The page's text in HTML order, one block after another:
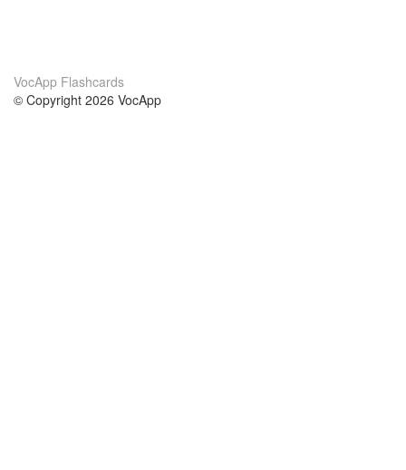
VocApp Flashcards
© Copyright 2026 VocApp